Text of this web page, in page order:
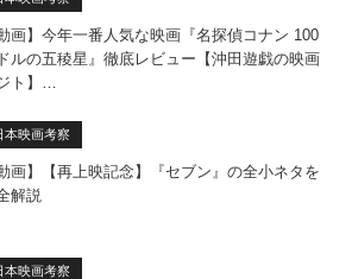
動画】今年一番人気な映画『名探偵コナン 100
ルの五稜星』徹底レビュー【沖田遊戯の映画
ト】…
本映画考察
動画】【再上映記念】『セブン』の全小ネタを
解説
本映画考察